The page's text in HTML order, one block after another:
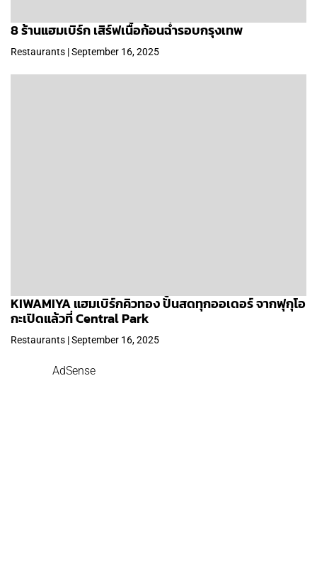
8 ร้านแฮมเบิร์ก เสิร์ฟเนื้อก้อนฉ่ำรอบกรุงเทพ
Restaurants | September 16, 2025
KIWAMIYA แฮมเบิร์กคิวทอง ปั้นสดทุกออเดอร์ จากฟุกุโอ
กะเปิดแล้วที่ Central Park
Restaurants | September 16, 2025
AdSense